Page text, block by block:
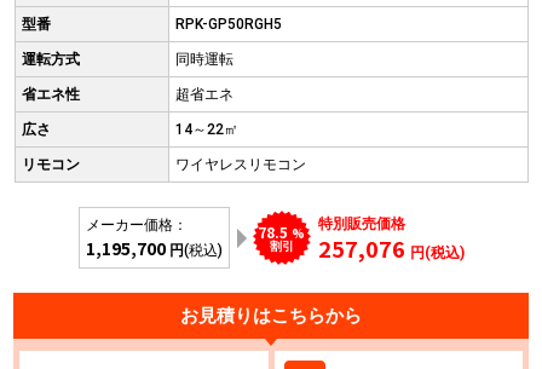
型番 RPK-GP50RGH5
運転方式 同時運転
省エネ性 超省エネ
広さ 14～22㎡
リモコン ワイヤレスリモコン
メーカー価格：
1,195,700 円(税込)
78.5 %
割引
特別販売価格
257,076 円(税込)
お見積りはこちらから